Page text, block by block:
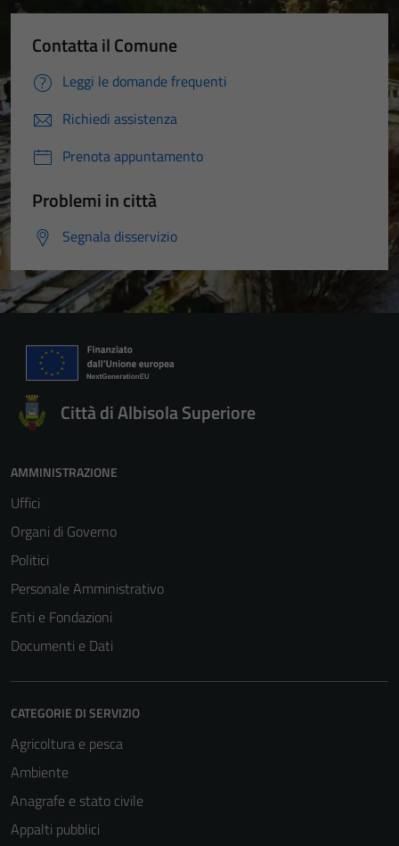
Contatta il Comune
Leggi le domande frequenti
Richiedi assistenza
Prenota appuntamento
Problemi in città
Segnala disservizio
Città di Albisola Superiore
AMMINISTRAZIONE
Uffici
Organi di Governo
Politici
Personale Amministrativo
Enti e Fondazioni
Documenti e Dati
CATEGORIE DI SERVIZIO
Agricoltura e pesca
Ambiente
Anagrafe e stato civile
Appalti pubblici